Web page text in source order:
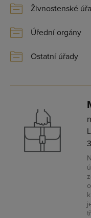
Živnostenské
Úřední orgány
Ostatní úřady